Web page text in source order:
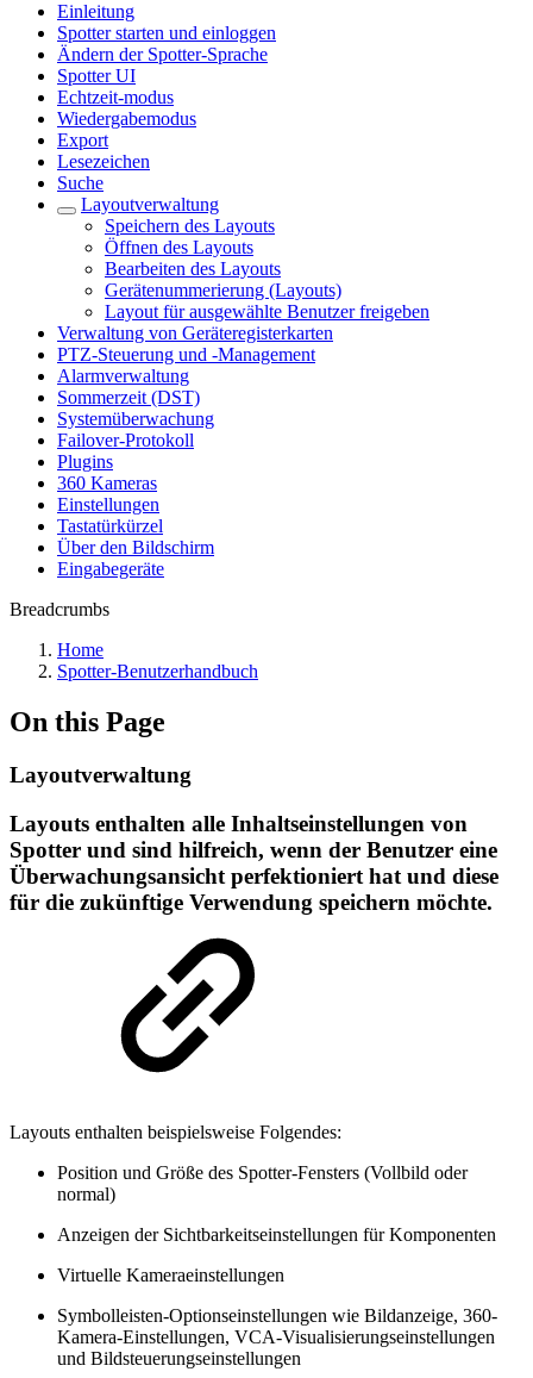
Einleitung
Spotter starten und einloggen
Ändern der Spotter-Sprache
Spotter UI
Echtzeit-modus
Wiedergabemodus
Export
Lesezeichen
Suche
Layoutverwaltung
Speichern des Layouts
Öffnen des Layouts
Bearbeiten des Layouts
Gerätenummerierung (Layouts)
Layout für ausgewählte Benutzer freigeben
Verwaltung von Geräteregisterkarten
PTZ-Steuerung und -Management
Alarmverwaltung
Sommerzeit (DST)
Systemüberwachung
Failover-Protokoll
Plugins
360 Kameras
Einstellungen
Tastatürkürzel
Über den Bildschirm
Eingabegeräte
Breadcrumbs
Home
Spotter-Benutzerhandbuch
On this Page
Layoutverwaltung
Layouts enthalten alle Inhaltseinstellungen von
Spotter und sind hilfreich, wenn der Benutzer eine
Überwachungsansicht perfektioniert hat und diese
für die zukünftige Verwendung speichern möchte.
Layouts enthalten beispielsweise Folgendes:
Position und Größe des Spotter-Fensters (Vollbild oder
normal)
Anzeigen der Sichtbarkeitseinstellungen für Komponenten
Virtuelle Kameraeinstellungen
Symbolleisten-Optionseinstellungen wie Bildanzeige, 360-
Kamera-Einstellungen, VCA-Visualisierungseinstellungen
und Bildsteuerungseinstellungen